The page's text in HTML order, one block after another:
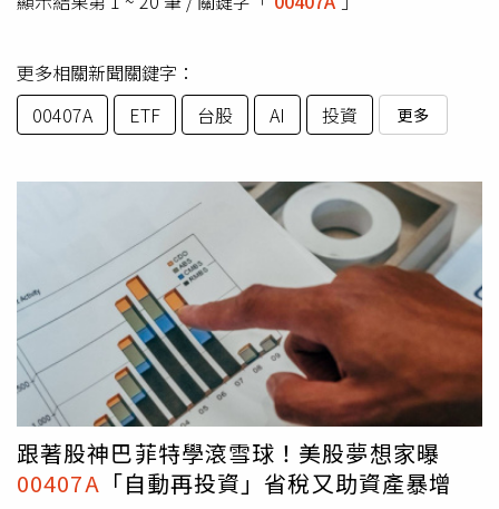
更多相關新聞關鍵字：
00407A
ETF 台股 AI 投資 更多
跟著股神巴菲特學滾雪球！美股夢想家曝
00407A 「自動再投資」省稅又助資產暴增